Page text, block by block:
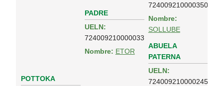
POTTOKA
PADRE
UELN:
724009210000033
Nombre: ETOR
724009210000350
Nombre:
SOLLUBE
ABUELA
PATERNA
UELN:
724009210000245